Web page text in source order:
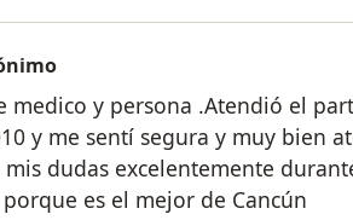
medico y persona .Atendió el
y me sentí segura y muy bien
dudas excelentemente
es el mejor de Cancún